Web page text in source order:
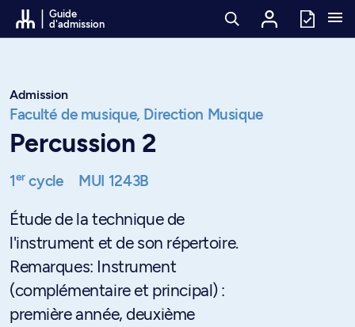
Passer au contenu
Guide
d'admission
Admission
Faculté de musique, Direction Musique
Percussion 2
1ercycle MUI 1243B
Étude de la technique de
l'instrument et de son répertoire.
Remarques: Instrument
(complémentaire et principal) :
première année, deuxième